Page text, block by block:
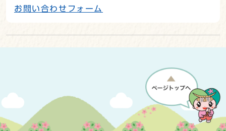
お問い合わせフォーム